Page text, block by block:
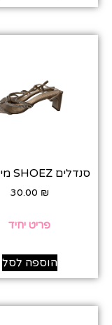
סנדלים SHOEZ מידה 36
30.00 ₪
פריט יחיד
הוספה לסל